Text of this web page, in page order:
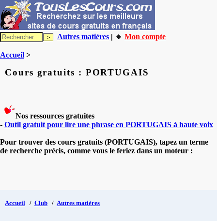
Autres matières | 🔸 Mon compte
Accueil >
Cours gratuits : PORTUGAIS
Nos ressources gratuites
- Outil gratuit pour lire une phrase en PORTUGAIS à haute voix
Pour trouver des cours gratuits (PORTUGAIS), tapez un terme
de recherche précis, comme vous le feriez dans un moteur :
Accueil / Club / Autres matières